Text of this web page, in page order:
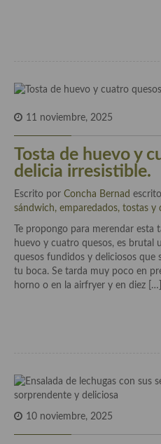
Cocina de Madagascar
Cocina Africana
Cocina Sudafrinaca
Cocina Sefardí
Cocina Yoshoku
Cocina callejera
Cocina Aragonesa
Cocina Balear
11 noviembre, 2025
Tosta de huevo y
delicia irresistible.
Escrito por Concha Bernad
sándwich, emparedados, tostas y
Te propongo para merendar
huevo y cuatro quesos, es brutal
quesos fundidos y deliciosos que
tu boca. Se tarda muy poco en
horno o en la airfryer y en diez […]
10 noviembre, 2025